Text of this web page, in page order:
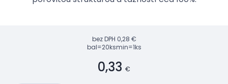
bez DPH 0,28 €
bal=20ksmin=1ks
0,33 €